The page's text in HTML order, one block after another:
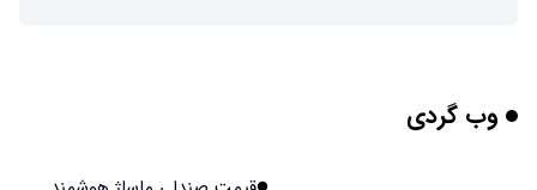
محققان از هوش مصنوعی برای ساخت ویروس‌های جدید
وب گردی